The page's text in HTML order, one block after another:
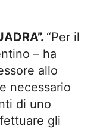
“Per il
– ha
allo
necessario
di uno
gli